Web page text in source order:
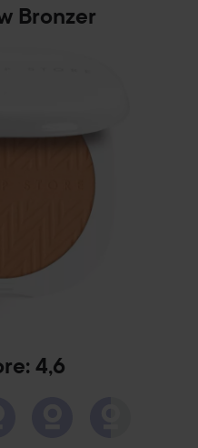
Bronzer
4,6